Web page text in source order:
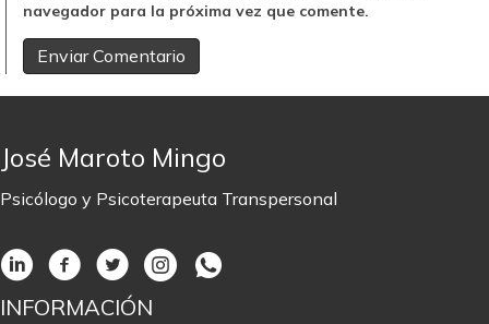
navegador para la próxima vez que comente.
José Maroto Mingo
Psicólogo y Psicoterapeuta Transpersonal
INFORMACIÓN